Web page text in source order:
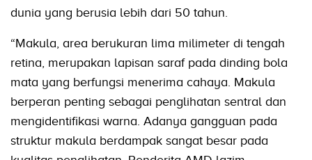
dunia yang berusia lebih dari 50 tahun.
“Makula, area berukuran lima milimeter di tengah
retina, merupakan lapisan saraf pada dinding bola
mata yang berfungsi menerima cahaya. Makula
berperan penting sebagai penglihatan sentral dan
mengidentifikasi warna. Adanya gangguan pada
struktur makula berdampak sangat besar pada